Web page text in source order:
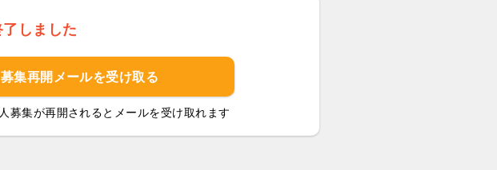
しました
募集再開メールを受け取る
募集が再開されるとメールを受け取れます